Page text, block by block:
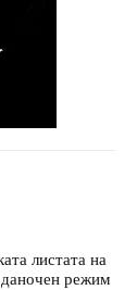
листата на
режим